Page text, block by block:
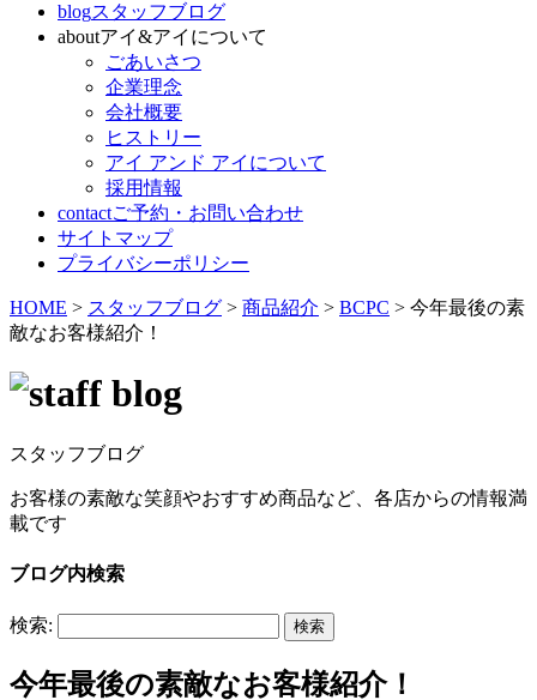
blogスタッフブログ
aboutアイ&アイについて
ごあいさつ
企業理念
会社概要
ヒストリー
アイ アンド アイについて
採用情報
contactご予約・お問い合わせ
サイトマップ
プライバシーポリシー
HOME > スタッフブログ > 商品紹介 > BCPC > 今年最後の素
敵なお客様紹介！
スタッフブログ
お客様の素敵な笑顔やおすすめ商品など、各店からの情報満
載です
ブログ内検索
検索:
今年最後の素敵なお客様紹介！